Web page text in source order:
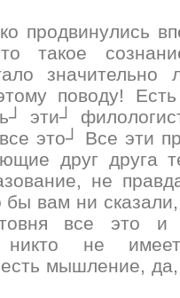
продвинулись
такое
значительно
поводу! Есть
эти┘
это┘ Все эти
друг друга
не
бы вам ни
все это и
никто не
мышление,